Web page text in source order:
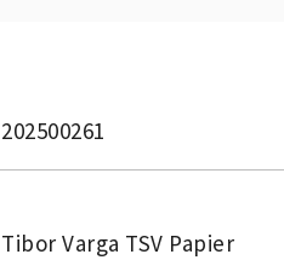
202500261
Tibor Varga TSV Papier